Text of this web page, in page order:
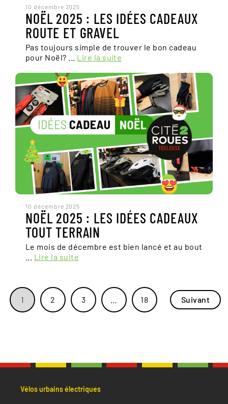
10 décembre 2025
NOËL 2025 : LES IDÉES CADEAUX
ROUTE ET GRAVEL
Pas toujours simple de trouver le bon cadeau
pour Noël? ... Lire la suite
10 décembre 2025
NOËL 2025 : LES IDÉES CADEAUX
TOUT TERRAIN
Le mois de décembre est bien lancé et au bout
Lire la suite
1 2 3 18 Suivant
Vélos urbains électriques